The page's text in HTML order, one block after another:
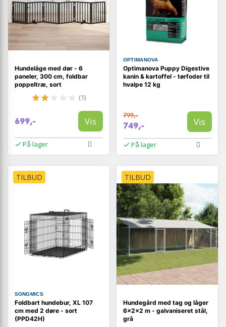
Hundelåge med dør - 6
paneler, 300 cm, foldbar
poppeltræ, sort
(1)
699,- Vis
På lager
OPTIMANOVA
Optimanova Puppy Digestive
kanin & kartoffel - tørfoder til
hvalpe 12 kg
799,-
749,- Vis
På lager
TILBUD
SONGMICS
Foldbart hundebur, XL 107
cm med 2 døre - sort
(PPD42H)
TILBUD
Hundegård med tag og låger
6×2×2 m - galvaniseret stål,
grå